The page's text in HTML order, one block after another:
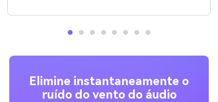
Elimine instantaneamente o
ruído do vento do áudio